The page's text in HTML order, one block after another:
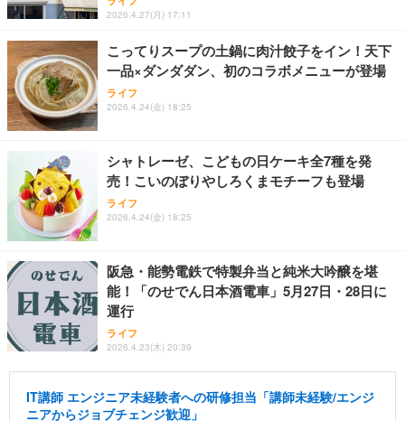
2026.4.27(月) 17:11
こってりスープの土鍋に肉汁餃子をイン！天下
一品×ダンダダン、初のコラボメニューが登場
ライフ
2026.4.24(金) 18:25
シャトレーゼ、こどもの日ケーキ全7種を発
売！こいのぼりやしろくまモチーフも登場
ライフ
2026.4.24(金) 18:25
阪急・能勢電鉄で特製弁当と純米大吟醸を堪
能！「のせでん日本酒電車」5月27日・28日に
運行
ライフ
2026.4.23(木) 20:39
IT講師 エンジニア未経験者への研修担当「講師未経験/エンジ
ニアからジョブチェンジ歓迎」